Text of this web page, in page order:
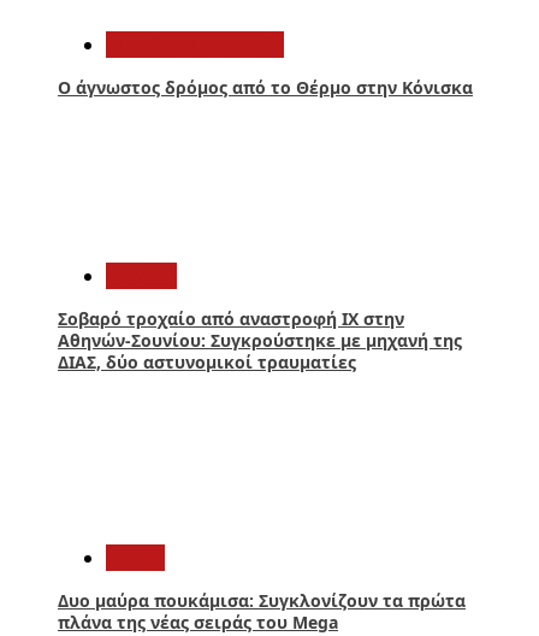
Ο άγνωστος δρόμος από το Θέρμο στην Κόνισκα
Σοβαρό τροχαίο από αναστροφή ΙΧ στην
Αθηνών-Σουνίου: Συγκρούστηκε με μηχανή της
ΔΙΑΣ, δύο αστυνομικοί τραυματίες
Δυο μαύρα πουκάμισα: Συγκλονίζουν τα πρώτα
πλάνα της νέας σειράς του Mega